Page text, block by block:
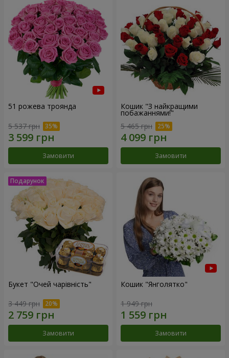
51 рожева троянда
5 537 грн
Замовити
Кошик "З найкращими
побажаннями!"
5 465 грн
Замовити
Букет "Очей чарівність"
3 449 грн
Замовити
Кошик "Янголятко"
1 949 грн
Замовити